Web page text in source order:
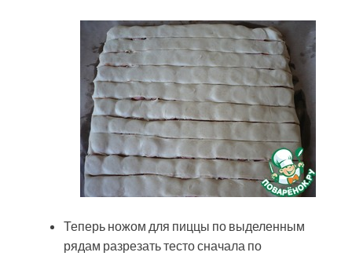
Теперь ножом для пиццы по выделенным
рядам разрезать тесто сначала по